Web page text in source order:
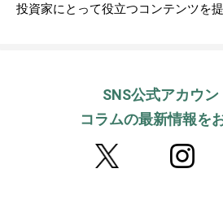
投資家にとって役立つコンテンツを提
SNS公式アカウン
コラムの最新情報を